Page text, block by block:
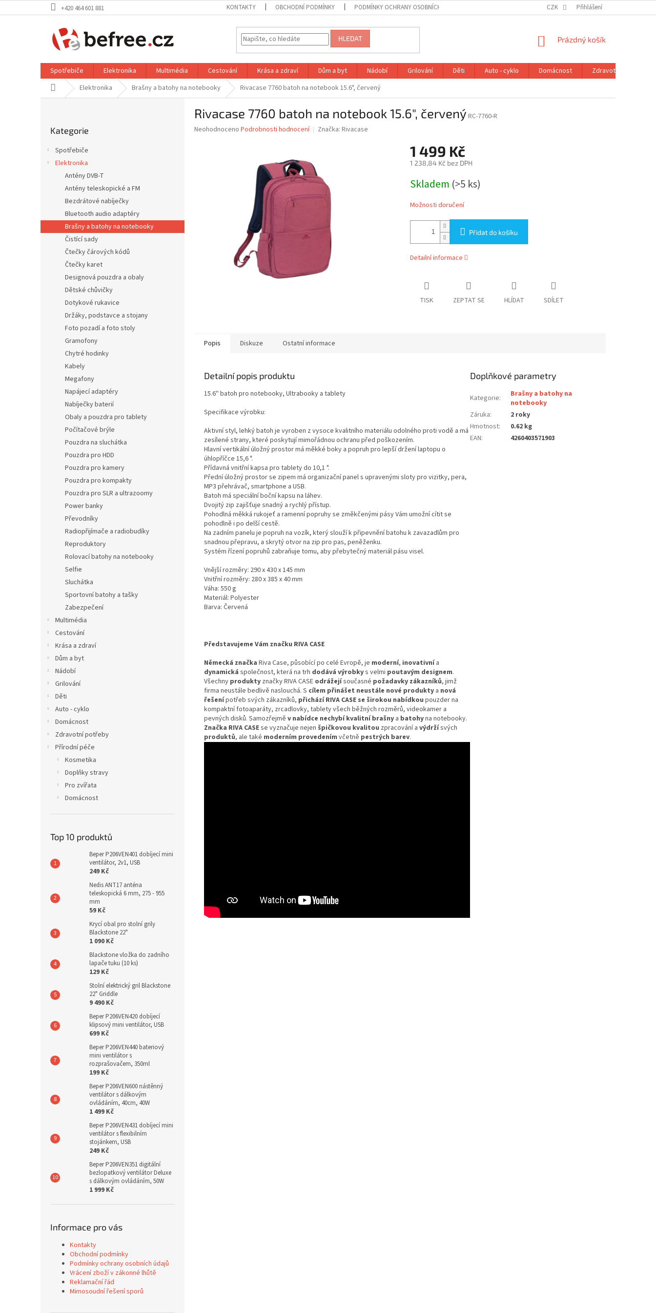
na
+420 464 601 881 KONTAKTY OBCHODNÍ PODMÍNKY PODMÍNKY OCHRANY OSOBNÍCH ÚDAJŮ VRÁCENÍ ZBOŽÍ V ZÁKONNÉ LHŮTĚ REKLAMAČNÍ ŘÁD
CZK Přihlášení
HLEDAT
NÁKUPNÍ
Prázdný košík
Spotřebiče Elektronika Multimédia Cestování Krása a zdraví Dům a byt Nádobí Grilování Děti Auto - cyklo Domácnost
Zdravotní potřeby
Domů Elektronika Brašny a batohy na notebooky Rivacase 7760 batoh na notebook 15.6", červený
n
e
kategorie
Kategorie
Spotřebiče
Elektronika
Antény DVB-T
Antény teleskopické a FM
Bezdrátové nabíječky
Bluetooth audio adaptéry
Brašny a batohy na notebooky
Čistící sady
Čtečky čárových kódů
Čtečky karet
Designová pouzdra a obaly
Dětské chůvičky
Dotykové rukavice
Držáky, podstavce a stojany
Foto pozadí a foto stoly
Gramofony
Chytré hodinky
Kabely
Megafony
Napájecí adaptéry
Nabíječky baterií
Obaly a pouzdra pro tablety
Počítačové brýle
Pouzdra na sluchátka
Pouzdra pro HDD
Pouzdra pro kamery
Pouzdra pro kompakty
Pouzdra pro SLR a ultrazoomy
Power banky
Převodníky
Radiopřijímače a radiobudíky
Reproduktory
Rolovací batohy na notebooky
Selfie
Sluchátka
Sportovní batohy a tašky
Zabezpečení
Multimédia
Cestování
Krása a zdraví
Dům a byt
Nádobí
Grilování
Děti
Auto - cyklo
Domácnost
Zdravotní potřeby
Přírodní péče
Kosmetika
Doplňky stravy
Pro zvířata
Domácnost
Top 10 produktů
Beper P206VEN401 dobíjecí mini
ventilátor, 2v1, USB
249 Kč
Nedis ANT17 anténa
teleskopická 6 mm, 275 - 955
mm
59 Kč
Krycí obal pro stolní grily
Blackstone 22"
1 090 Kč
Blackstone vložka do zadního
lapače tuku (10 ks)
129 Kč
Stolní elektrický gril Blackstone
22" Griddle
9 490 Kč
Beper P206VEN420 dobíjecí
klipsový mini ventilátor, USB
699 Kč
Beper P206VEN440 bateriový
mini ventilátor s
rozprašovačem, 350ml
199 Kč
Beper P206VEN600 nástěnný
ventilátor s dálkovým
ovládáním, 40cm, 40W
1 499 Kč
Beper P206VEN431 dobíjecí mini
ventilátor s flexibilním
stojánkem, USB
249 Kč
Beper P206VEN351 digitální
bezlopatkový ventilátor Deluxe
s dálkovým ovládáním, 50W
1 999 Kč
Informace pro vás
Kontakty
Obchodní podmínky
Podmínky ochrany osobních údajů
Vrácení zboží v zákonné lhůtě
Reklamační řád
Mimosoudní řešení sporů
Rivacase 7760 batoh na notebook 15.6", červený RC-7760-R
Průměrné
Neohodnoceno Podrobnosti hodnocení Značka: Rivacase
1 499 Kč
1 238,84 Kč bez DPH
cena:
Skladem (>5 ks)
Možnosti doručení
Přidat do košíku
Detailní informace
TISK ZEPTAT SE HLÍDAT SDÍLET
Popis Diskuze Ostatní informace
Detailní popis produktu
15.6'' batoh pro notebooky, Ultrabooky a tablety
Specifikace výrobku:
Aktivní styl, lehký batoh je vyroben z vysoce kvalitního materiálu odolného proti vodě a má
zesílené strany, které poskytují mimořádnou ochranu před poškozením.
Hlavní vertikální úložný prostor má měkké boky a popruh pro lepší držení laptopu o
úhlopříčce 15,6 ".
Přídavná vnitřní kapsa pro tablety do 10,1 ".
Přední úložný prostor se zipem má organizační panel s upravenými sloty pro vizitky, pera,
MP3 přehrávač, smartphone a USB.
Batoh má speciální boční kapsu na láhev.
Dvojitý zip zajišťuje snadný a rychlý přístup.
Pohodlná měkká rukojeť a ramenní popruhy se změkčenými pásy Vám umožní cítit se
pohodlně i po delší cestě.
Na zadním panelu je popruh na vozík, který slouží k připevnění batohu k zavazadlům pro
snadnou přepravu, a skrytý otvor na zip pro pas, peněženku.
Systém řízení popruhů zabraňuje tomu, aby přebytečný materiál pásu visel.
Vnější rozměry: 290 x 430 x 145 mm
Vnitřní rozměry: 280 x 385 x 40 mm
Váha: 550 g
Materiál: Polyester
Barva: Červená
Představujeme Vám značku RIVA CASE
Německá značka Riva Case, působící po celé Evropě, je moderní, inovativnía
dynamická společnost, která na trh dodává výrobkys velmi poutavým designem.
Všechny produkty značky RIVA CASE odrážejísoučasné požadavky zákazníků, jimž
firma neustále bedlivě naslouchá. S cílem přinášet neustále nové produkty a nová
řešenípotřeb svých zákazníků, přichází RIVA CASE se širokou nabídkou pouzder na
kompaktní fotoaparáty, zrcadlovky, tablety všech běžných rozměrů, videokamer a
pevných disků. Samozřejmě v nabídce nechybí kvalitní brašny a batohyna notebooky.
Značka RIVA CASEse vyznačuje nejen špičkovou kvalitou zpracování a výdržísvých
produktů, ale také moderním provedením včetně pestrých barev.
Doplňkové parametry
Kategorie:
Brašny a batohy na
notebooky
Záruka:
2 roky
Hmotnost:
0.62 kg
EAN: 4260403571903